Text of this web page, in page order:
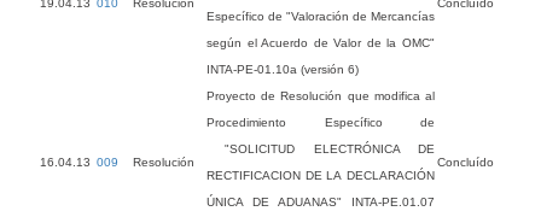
Específico de "Valoración de Mercancías
según el Acuerdo de Valor de la OMC"
INTA-PE-01.10a (versión 6)
16.04.13 009 Resolución
Proyecto de Resolución que modifica al
Procedimiento Específico de
"SOLICITUD ELECTRÓNICA DE
RECTIFICACION DE LA DECLARACIÓN
ÚNICA DE ADUANAS" INTA-PE.01.07
Concluído